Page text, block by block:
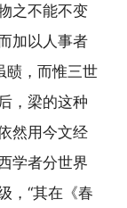
之不能不变
加以人事者
，而惟三世
，梁的这种
然用今文经
学者分世界
，“其在《春